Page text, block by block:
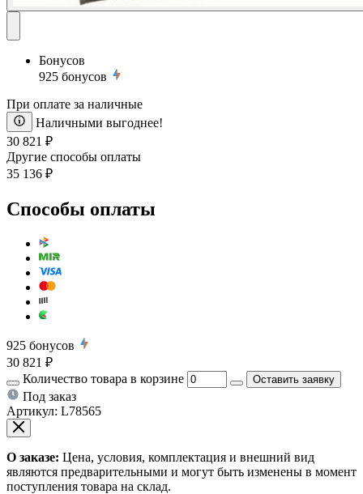
Бонусов
925 бонусов
При оплате за наличные
Наличными выгоднее!
30 821 ₽
Другие способы оплаты
35 136 ₽
Способы оплаты
925 бонусов
30 821 ₽
Количество товара в корзине
Оставить заявку
Под заказ
Артикул: L78565
О заказе: Цена, условия, комплектация и внешний вид
являются предварительными и могут быть изменены в момент
поступления товара на склад.